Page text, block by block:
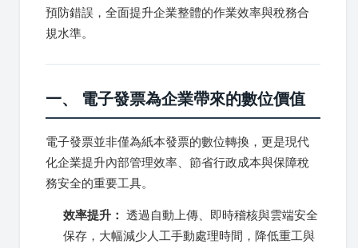
預防錯誤，全面提升企業整體的作業效率與稅務合
規水準。
一、 電子發票為企業帶來的數位價值
電子發票並非僅為紙本發票的數位轉換，更是現代
化企業提升內部管理效率、節省行政成本與保障稅
務安全的重要工具。
效率提升： 透過自動上傳、即時稽核與雲端安全
保存，大幅減少人工手動處理時間，降低重工與